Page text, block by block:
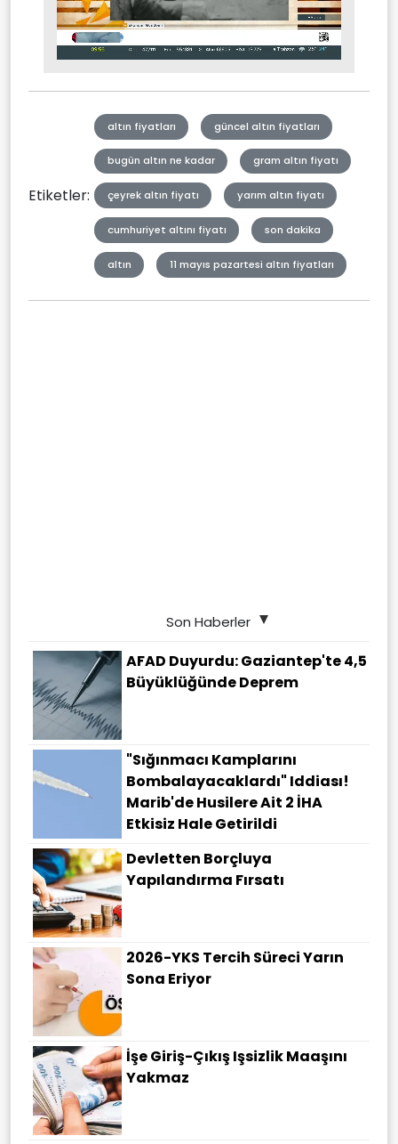
Mute Stream
Etiketler:
altın fiyatları güncel altın fiyatları
bugün altın ne kadar gram altın fiyatı
çeyrek altın fiyatı yarım altın fiyatı
cumhuriyet altını fiyatı son dakika
altın 11 mayıs pazartesi altın fiyatları
Son Haberler
AFAD Duyurdu: Gaziantep'te 4,5
Büyüklüğünde Deprem
"Sığınmacı Kamplarını
Bombalayacaklardı" Iddiası!
Marib'de Husilere Ait 2 İHA
Etkisiz Hale Getirildi
Devletten Borçluya
Yapılandırma Fırsatı
2026-YKS Tercih Süreci Yarın
Sona Eriyor
İşe Giriş-Çıkış Işsizlik Maaşını
Yakmaz